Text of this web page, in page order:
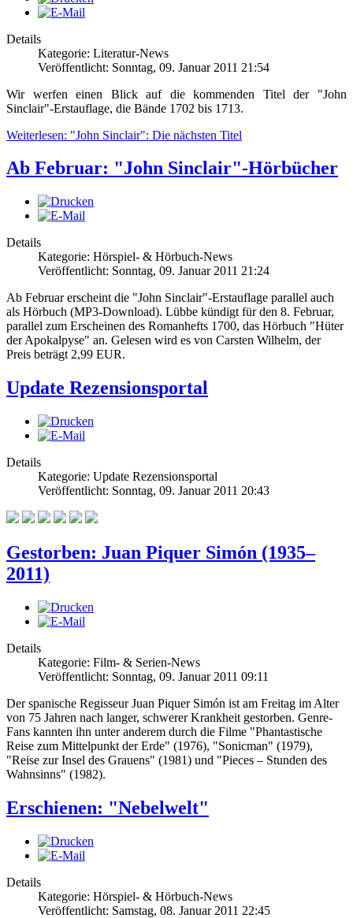
Details
Kategorie: Literatur-News
Veröffentlicht: Sonntag, 09. Januar 2011 21:54
Wir werfen einen Blick auf die kommenden Titel der "John
Sinclair"-Erstauflage, die Bände 1702 bis 1713.
Weiterlesen: "John Sinclair": Die nächsten Titel
Ab Februar: "John Sinclair"-Hörbücher
Details
Kategorie: Hörspiel- & Hörbuch-News
Veröffentlicht: Sonntag, 09. Januar 2011 21:24
Ab Februar erscheint die "John Sinclair"-Erstauflage parallel auch
als Hörbuch (MP3-Download). Lübbe kündigt für den 8. Februar,
parallel zum Erscheinen des Romanhefts 1700, das Hörbuch "Hüter
der Apokalpyse" an. Gelesen wird es von Carsten Wilhelm, der
Preis beträgt 2,99 EUR.
Update Rezensionsportal
Details
Kategorie: Update Rezensionsportal
Veröffentlicht: Sonntag, 09. Januar 2011 20:43
Gestorben: Juan Piquer Simón (1935–
2011)
Details
Kategorie: Film- & Serien-News
Veröffentlicht: Sonntag, 09. Januar 2011 09:11
Der spanische Regisseur Juan Piquer Simón ist am Freitag im Alter
von 75 Jahren nach langer, schwerer Krankheit gestorben. Genre-
Fans kannten ihn unter anderem durch die Filme "Phantastische
Reise zum Mittelpunkt der Erde" (1976), "Sonicman" (1979),
"Reise zur Insel des Grauens" (1981) und "Pieces – Stunden des
Wahnsinns" (1982).
Erschienen: "Nebelwelt"
Details
Kategorie: Hörspiel- & Hörbuch-News
Veröffentlicht: Samstag, 08. Januar 2011 22:45